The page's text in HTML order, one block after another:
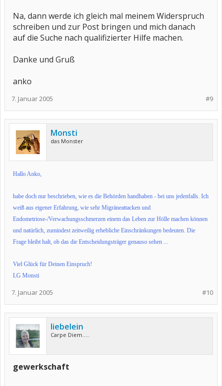
Na, dann werde ich gleich mal meinem Widerspruch
schreiben und zur Post bringen und mich danach
auf die Suche nach qualifizierter Hilfe machen.
Danke und Gruß
anko
#9
7. Januar 2005
Monsti
das Monster
Hallo Anko,
habe doch nur beschrieben, wie es die Behörden handhaben - bei uns jedenfalls. Ich
weiß aus eigener Erfahrung, wie sehr Migräneattacken und
Endometriose-/Verwachungsschmerzen einem das Leben zur Hölle machen können
und natürlich, zumindest zeitweilig erhebliche Einschränkungen bedeuten. Die
Frage bleibt halt, ob das die Entscheidungsträger genauso sehen ...
Viel Glück für Deinen Einspruch!
LG Monsti
#10
7. Januar 2005
liebelein
Carpe Diem.....
gewerkschaft